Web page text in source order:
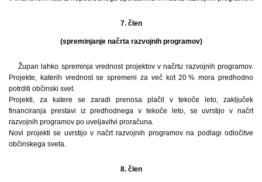
7. člen
(spreminjanje načrta razvojnih programov)
Župan lahko spreminja vrednost projektov v načrtu razvojnih programov.
Projekte, katerih vrednost se spremeni za več kot 20 % mora predhodno
potrditi občinski svet.
Projekti, za katere se zaradi prenosa plačil v tekoče leto, zaključek
financiranja prestavi iz predhodnega v tekoče leto, se uvrstijo v načrt
razvojnih programov po uveljavitvi proračuna.
Novi projekti se uvrstijo v načrt razvojnih programov na podlagi odločitve
občinskega sveta.
8. člen